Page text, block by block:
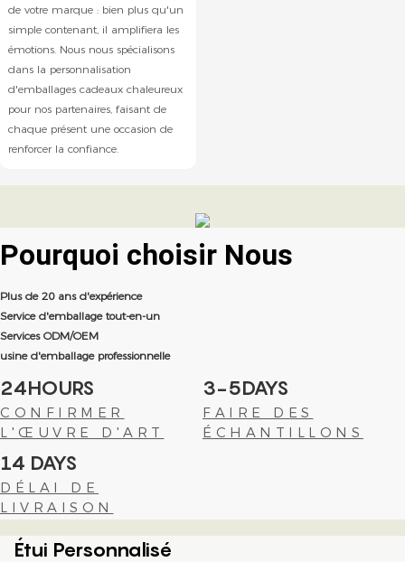
de votre marque : bien plus qu'un
simple contenant, il amplifiera les
émotions. Nous nous spécialisons
dans la personnalisation
d'emballages cadeaux chaleureux
pour nos partenaires, faisant de
chaque présent une occasion de
renforcer la confiance.
Pourquoi choisir Nous
Plus de 20 ans d'expérience
Service d'emballage tout-en-un
Services ODM/OEM
usine d'emballage professionnelle
24HOURS
CONFIRMER
L'ŒUVRE D'ART
3-5DAYS
FAIRE DES
ÉCHANTILLONS
14 DAYS
DÉLAI DE
LIVRAISON
Étui Personnalisé